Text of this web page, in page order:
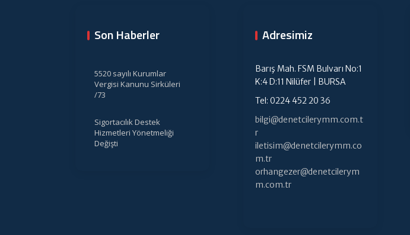
Son Haberler
5520 sayılı Kurumlar
Vergisi Kanunu Sirküleri
/73
Sigortacılık Destek
Hizmetleri Yönetmeliği
Değişti
Adresimiz
Barış Mah. FSM Bulvarı No:1
K:4 D:11 Nilüfer | BURSA
Tel: 0224 452 20 36
bilgi@denetcilerymm.com.t
r
iletisim@denetcilerymm.co
m.tr
orhangezer@denetcilerym
m.com.tr